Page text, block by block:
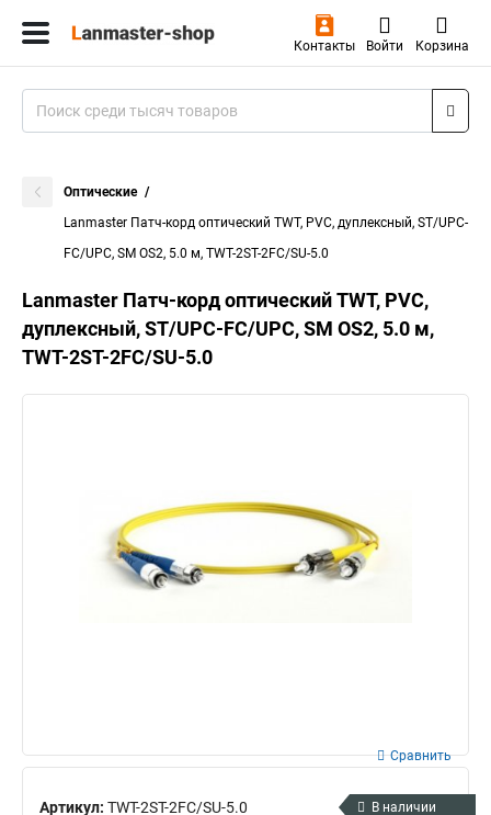
Контакты Войти Корзина
Оптические
Lanmaster Патч-корд оптический TWT, PVC, дуплексный, ST/UPC-
FC/UPC, SM OS2, 5.0 м, TWT-2ST-2FC/SU-5.0
Lanmaster Патч-корд оптический TWT, PVC,
дуплексный, ST/UPC-FC/UPC, SM OS2, 5.0 м,
TWT-2ST-2FC/SU-5.0
Артикул: TWT-2ST-2FC/SU-5.0
Сравнить
В наличии